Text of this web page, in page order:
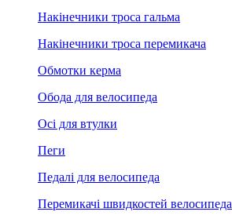
Накінечники троса гальма
Накінечники троса перемикача
Обмотки керма
Обода для велосипеда
Осі для втулки
Пеги
Педалі для велосипеда
Перемикачі швидкостей велосипеда